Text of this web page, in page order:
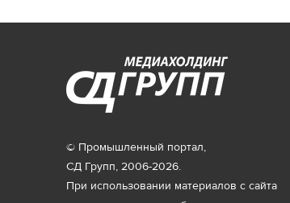
© Промышленный портал,
СД Групп, 2006-2026.
При использовании материалов с сайта